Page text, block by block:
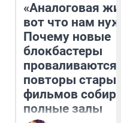
«Аналоговая
вот что нам
Почему новые
блокбастеры
повторы
фильмов
полные залы